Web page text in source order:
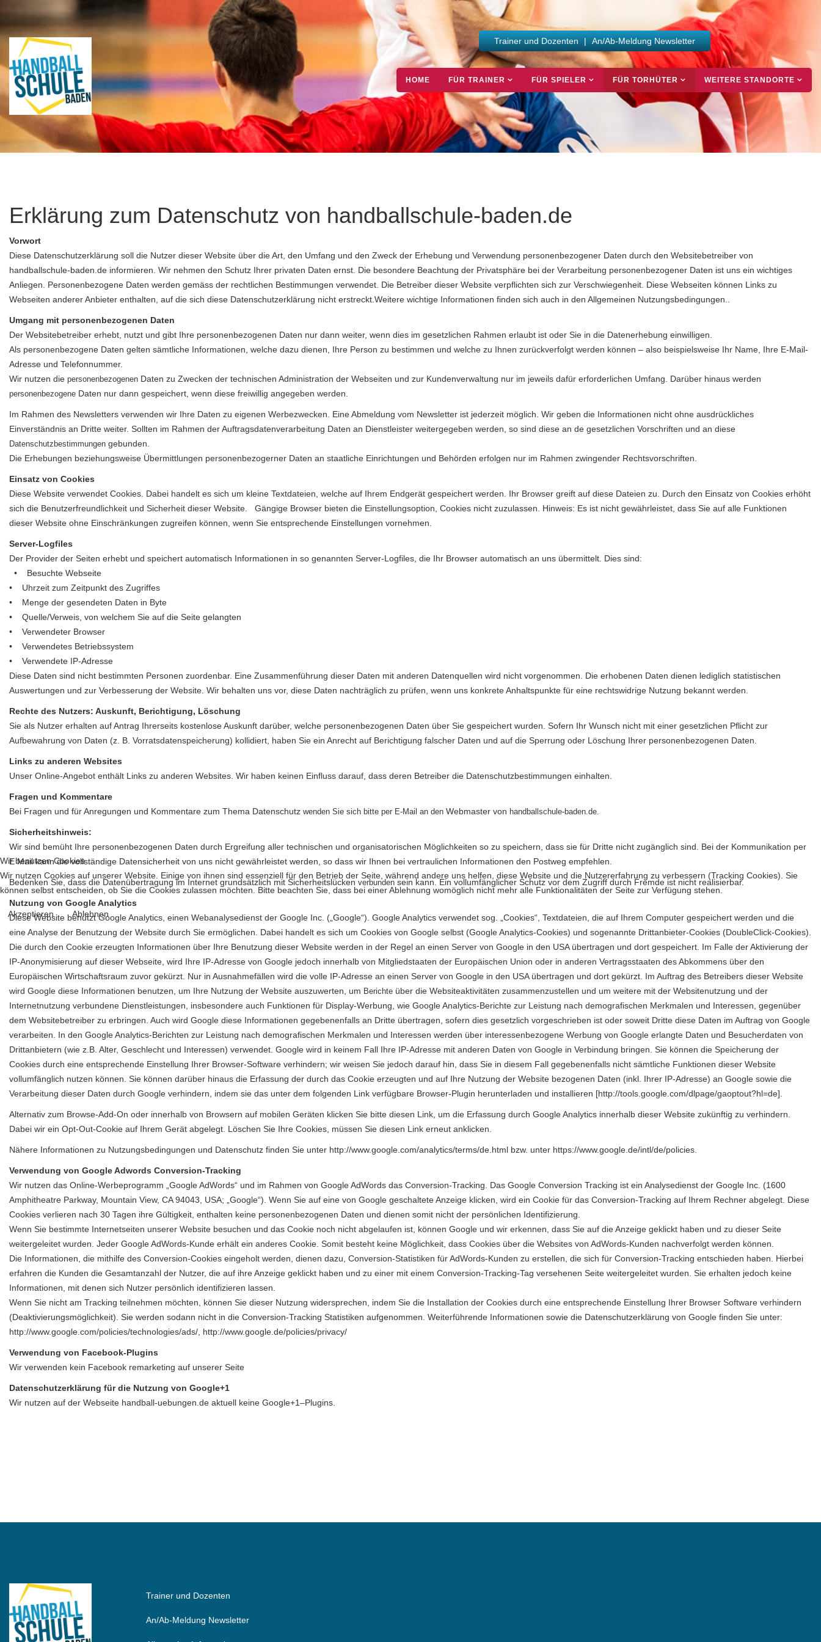
Trainer und Dozenten | An/Ab-Meldung Newsletter
HOME FÜR TRAINER FÜR SPIELER FÜR TORHÜTER WEITERE STANDORTE
Erklärung zum Datenschutz von handballschule-baden.de
Vorwort
Diese Datenschutzerklärung soll die Nutzer dieser Website über die Art, den Umfang und den Zweck der Erhebung und Verwendung personenbezogener Daten durch den Websitebetreiber von
handballschule-baden.de informieren. Wir nehmen den Schutz Ihrer privaten Daten ernst. Die besondere Beachtung der Privatsphäre bei der Verarbeitung personenbezogener Daten ist uns ein wichtiges
Anliegen. Personenbezogene Daten werden gemäss der rechtlichen Bestimmungen verwendet. Die Betreiber dieser Website verpflichten sich zur Verschwiegenheit. Diese Webseiten können Links zu
Webseiten anderer Anbieter enthalten, auf die sich diese Datenschutzerklärung nicht erstreckt.Weitere wichtige Informationen finden sich auch in den Allgemeinen Nutzungsbedingungen..
Umgang mit personenbezogenen Daten
Der Websitebetreiber erhebt, nutzt und gibt Ihre personenbezogenen Daten nur dann weiter, wenn dies im gesetzlichen Rahmen erlaubt ist oder Sie in die Datenerhebung einwilligen.
Als personenbezogene Daten gelten sämtliche Informationen, welche dazu dienen, Ihre Person zu bestimmen und welche zu Ihnen zurückverfolgt werden können – also beispielsweise Ihr Name, Ihre E-Mail-
Adresse und Telefonnummer.
Wir nutzen die personenbezogenen Daten zu Zwecken der technischen Administration der Webseiten und zur Kundenverwaltung nur im jeweils dafür erforderlichen Umfang. Darüber hinaus werden
personenbezogene Daten nur dann gespeichert, wenn diese freiwillig angegeben werden.
Im Rahmen des Newsletters verwenden wir Ihre Daten zu eigenen Werbezwecken. Eine Abmeldung vom Newsletter ist jederzeit möglich. Wir geben die Informationen nicht ohne ausdrückliches
Einverständnis an Dritte weiter. Sollten im Rahmen der Auftragsdatenverarbeitung Daten an Dienstleister weitergegeben werden, so sind diese an de gesetzlichen Vorschriften und an diese
Datenschutzbestimmungen gebunden.
Die Erhebungen beziehungsweise Übermittlungen personenbezogerner Daten an staatliche Einrichtungen und Behörden erfolgen nur im Rahmen zwingender Rechtsvorschriften.
Einsatz von Cookies
Diese Website verwendet Cookies. Dabei handelt es sich um kleine Textdateien, welche auf Ihrem Endgerät gespeichert werden. Ihr Browser greift auf diese Dateien zu. Durch den Einsatz von Cookies erhöht
sich die Benutzerfreundlichkeit und Sicherheit dieser Website. Gängige Browser bieten die Einstellungsoption, Cookies nicht zuzulassen. Hinweis: Es ist nicht gewährleistet, dass Sie auf alle Funktionen
dieser Website ohne Einschränkungen zugreifen können, wenn Sie entsprechende Einstellungen vornehmen.
Server-Logfiles
Der Provider der Seiten erhebt und speichert automatisch Informationen in so genannten Server-Logfiles, die Ihr Browser automatisch an uns übermittelt. Dies sind:
• Besuchte Webseite
• Uhrzeit zum Zeitpunkt des Zugriffes
• Menge der gesendeten Daten in Byte
• Quelle/Verweis, von welchem Sie auf die Seite gelangten
• Verwendeter Browser
• Verwendetes Betriebssystem
• Verwendete IP-Adresse
Diese Daten sind nicht bestimmten Personen zuordenbar. Eine Zusammenführung dieser Daten mit anderen Datenquellen wird nicht vorgenommen. Die erhobenen Daten dienen lediglich statistischen
Auswertungen und zur Verbesserung der Website. Wir behalten uns vor, diese Daten nachträglich zu prüfen, wenn uns konkrete Anhaltspunkte für eine rechtswidrige Nutzung bekannt werden.
Rechte des Nutzers: Auskunft, Berichtigung, Löschung
Sie als Nutzer erhalten auf Antrag Ihrerseits kostenlose Auskunft darüber, welche personenbezogenen Daten über Sie gespeichert wurden. Sofern Ihr Wunsch nicht mit einer gesetzlichen Pflicht zur
Aufbewahrung von Daten (z. B. Vorratsdatenspeicherung) kollidiert, haben Sie ein Anrecht auf Berichtigung falscher Daten und auf die Sperrung oder Löschung Ihrer personenbezogenen Daten.
Links zu anderen Websites
Unser Online-Angebot enthält Links zu anderen Websites. Wir haben keinen Einfluss darauf, dass deren Betreiber die Datenschutzbestimmungen einhalten.
Fragen und Kommentare
Bei Fragen und für Anregungen und Kommentare zum Thema Datenschutz wenden Sie sich bitte per E-Mail an den Webmaster von handballschule-baden.de.
Sicherheitshinweis:
Wir sind bemüht Ihre personenbezogenen Daten durch Ergreifung aller technischen und organisatorischen Möglichkeiten so zu speichern, dass sie für Dritte nicht zugänglich sind. Bei der Kommunikation per
E Mail kann die vollständige Datensicherheit von uns nicht gewährleistet werden, so dass wir Ihnen bei vertraulichen Informationen den Postweg empfehlen.
Bedenken Sie, dass die Datenübertragung im Internet grundsätzlich mit Sicherheitslücken verbunden sein kann. Ein vollumfänglicher Schutz vor dem Zugriff durch Fremde ist nicht realisierbar.
Nutzung von Google Analytics
Diese Website benutzt Google Analytics, einen Webanalysedienst der Google Inc. („Google“). Google Analytics verwendet sog. „Cookies“, Textdateien, die auf Ihrem Computer gespeichert werden und die
eine Analyse der Benutzung der Website durch Sie ermöglichen. Dabei handelt es sich um Cookies von Google selbst (Google Analytics-Cookies) und sogenannte Drittanbieter-Cookies (DoubleClick-Cookies).
Die durch den Cookie erzeugten Informationen über Ihre Benutzung dieser Website werden in der Regel an einen Server von Google in den USA übertragen und dort gespeichert. Im Falle der Aktivierung der
IP-Anonymisierung auf dieser Webseite, wird Ihre IP-Adresse von Google jedoch innerhalb von Mitgliedstaaten der Europäischen Union oder in anderen Vertragsstaaten des Abkommens über den
Europäischen Wirtschaftsraum zuvor gekürzt. Nur in Ausnahmefällen wird die volle IP-Adresse an einen Server von Google in den USA übertragen und dort gekürzt. Im Auftrag des Betreibers dieser Website
wird Google diese Informationen benutzen, um Ihre Nutzung der Website auszuwerten, um Berichte über die Websiteaktivitäten zusammenzustellen und um weitere mit der Websitenutzung und der
Internetnutzung verbundene Dienstleistungen, insbesondere auch Funktionen für Display-Werbung, wie Google Analytics-Berichte zur Leistung nach demografischen Merkmalen und Interessen, gegenüber
dem Websitebetreiber zu erbringen. Auch wird Google diese Informationen gegebenenfalls an Dritte übertragen, sofern dies gesetzlich vorgeschrieben ist oder soweit Dritte diese Daten im Auftrag von Google
verarbeiten. In den Google Analytics-Berichten zur Leistung nach demografischen Merkmalen und Interessen werden über interessenbezogene Werbung von Google erlangte Daten und Besucherdaten von
Drittanbietern (wie z.B. Alter, Geschlecht und Interessen) verwendet. Google wird in keinem Fall Ihre IP-Adresse mit anderen Daten von Google in Verbindung bringen. Sie können die Speicherung der
Cookies durch eine entsprechende Einstellung Ihrer Browser-Software verhindern; wir weisen Sie jedoch darauf hin, dass Sie in diesem Fall gegebenenfalls nicht sämtliche Funktionen dieser Website
vollumfänglich nutzen können. Sie können darüber hinaus die Erfassung der durch das Cookie erzeugten und auf Ihre Nutzung der Website bezogenen Daten (inkl. Ihrer IP-Adresse) an Google sowie die
Verarbeitung dieser Daten durch Google verhindern, indem sie das unter dem folgenden Link verfügbare Browser-Plugin herunterladen und installieren [http://tools.google.com/dlpage/gaoptout?hl=de].
Alternativ zum Browse-Add-On oder innerhalb von Browsern auf mobilen Geräten klicken Sie bitte diesen Link , um die Erfassung durch Google Analytics innerhalb dieser Website zukünftig zu verhindern.
Dabei wir ein Opt-Out-Cookie auf Ihrem Gerät abgelegt. Löschen Sie Ihre Cookies, müssen Sie diesen Link erneut anklicken.
Nähere Informationen zu Nutzungsbedingungen und Datenschutz finden Sie unter http://www.google.com/analytics/terms/de.html bzw. unter https://www.google.de/intl/de/policies
Verwendung von Google Adwords Conversion-Tracking
Wir nutzen das Online-Werbeprogramm „Google AdWords“ und im Rahmen von Google AdWords das Conversion-Tracking. Das Google Conversion Tracking ist ein Analysedienst der Google Inc. (1600
Amphitheatre Parkway, Mountain View, CA 94043, USA; „Google“). Wenn Sie auf eine von Google geschaltete Anzeige klicken, wird ein Cookie für das Conversion-Tracking auf Ihrem Rechner abgelegt. Diese
Cookies verlieren nach 30 Tagen ihre Gültigkeit, enthalten keine personenbezogenen Daten und dienen somit nicht der persönlichen Identifizierung.
Wenn Sie bestimmte Internetseiten unserer Website besuchen und das Cookie noch nicht abgelaufen ist, können Google und wir erkennen, dass Sie auf die Anzeige geklickt haben und zu dieser Seite
weitergeleitet wurden. Jeder Google AdWords-Kunde erhält ein anderes Cookie. Somit besteht keine Möglichkeit, dass Cookies über die Websites von AdWords-Kunden nachverfolgt werden können.
Die Informationen, die mithilfe des Conversion-Cookies eingeholt werden, dienen dazu, Conversion-Statistiken für AdWords-Kunden zu erstellen, die sich für Conversion-Tracking entschieden haben. Hierbei
erfahren die Kunden die Gesamtanzahl der Nutzer, die auf ihre Anzeige geklickt haben und zu einer mit einem Conversion-Tracking-Tag versehenen Seite weitergeleitet wurden. Sie erhalten jedoch keine
Informationen, mit denen sich Nutzer persönlich identifizieren lassen.
Wenn Sie nicht am Tracking teilnehmen möchten, können Sie dieser Nutzung widersprechen, indem Sie die Installation der Cookies durch eine entsprechende Einstellung Ihrer Browser Software verhindern
(Deaktivierungsmöglichkeit). Sie werden sodann nicht in die Conversion-Tracking Statistiken aufgenommen. Weiterführende Informationen sowie die Datenschutzerklärung von Google finden Sie unter:
http://www.google.com/policies/technologies/ads/ http://www.google.de/policies/privacy/
Verwendung von Facebook-Plugins
Wir verwenden kein Facebook remarketing auf unserer Seite
Datenschutzerklärung für die Nutzung von Google+1
Wir nutzen auf der Webseite handball-uebungen.de aktuell keine Google+1–Plugins.
Trainer und Dozenten
An/Ab-Meldung Newsletter
Wir benutzen Cookies
Wir nutzen Cookies auf unserer Website. Einige von ihnen sind essenziell für den Betrieb der Seite, während andere uns helfen, diese Website und die Nutzererfahrung zu verbessern (Tracking Cookies). Sie
können selbst entscheiden, ob Sie die Cookies zulassen möchten. Bitte beachten Sie, dass bei einer Ablehnung womöglich nicht mehr alle Funktionalitäten der Seite zur Verfügung stehen.
Akzeptieren Ablehnen